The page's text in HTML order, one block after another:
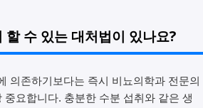
할 수 있는 대처법이 있나요?
의존하기보다는 즉시 비뇨의학과 전문의
중요합니다. 충분한 수분 섭취와 같은 생